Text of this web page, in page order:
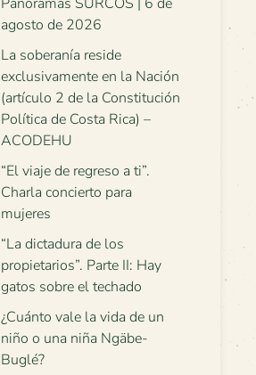
agosto de 2026
La soberanía reside
exclusivamente en la Nación
(artículo 2 de la Constitución
Política de Costa Rica) –
ACODEHU
“El viaje de regreso a ti”.
Charla concierto para
mujeres
“La dictadura de los
propietarios”. Parte II: Hay
gatos sobre el techado
¿Cuánto vale la vida de un
niño o una niña Ngäbe-
Buglé?